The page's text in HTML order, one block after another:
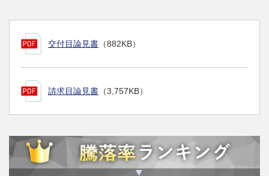
交付目論見書 （882KB）
請求目論見書 （3,757KB）